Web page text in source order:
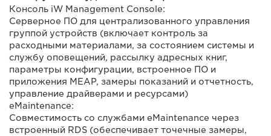
Консоль iW Management Console:
Серверное ПО для централизованного управления
группой устройств (включает контроль за
расходными материалами, за состоянием системы и
службу оповещений, рассылку адресных книг,
параметры конфигурации, встроенное ПО и
приложения MEAP, замеры показаний и отчетность,
управление драйверами и ресурсами)
eMaintenance:
Совместимость со службами eMaintenance через
встроенный RDS (обеспечивает точечные замеры,